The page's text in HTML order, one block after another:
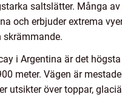
saltslätter. Många
och erbjuder extrema
skrämmande.
i Argentina är det
meter. Vägen är
utsikter över toppar,